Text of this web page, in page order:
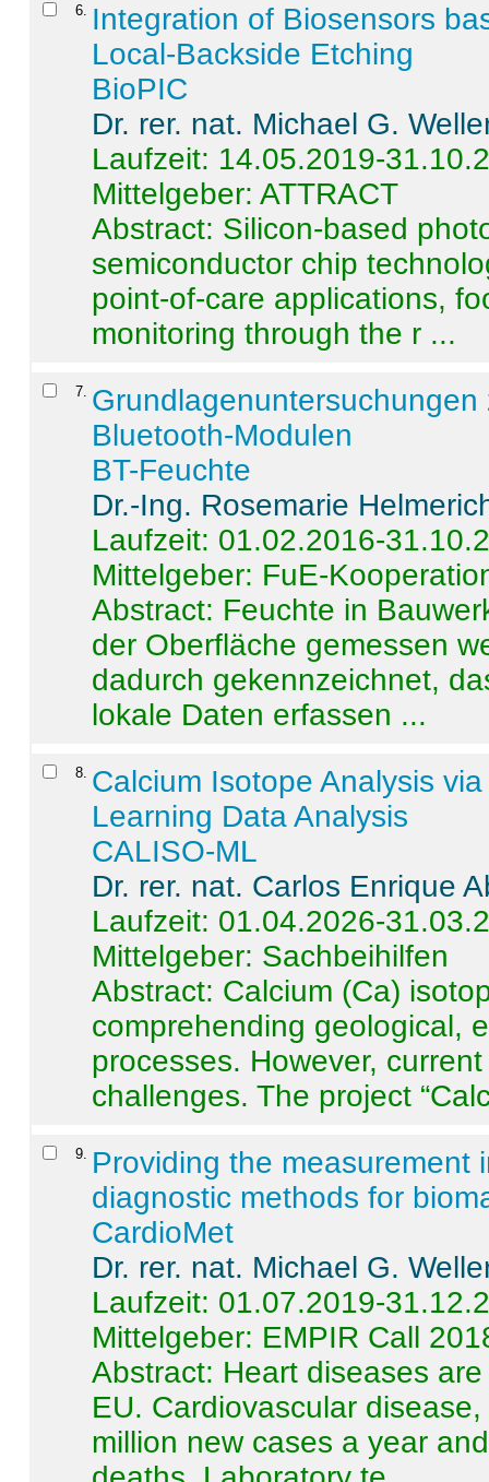
6
Integration of Biosensors
Local-Backside Etching
BioPIC
Dr. rer. nat. Michael G.
Laufzeit: 14.05.2019-
Mittelgeber: ATTRACT
Abstract: Silicon-based
semiconductor chip
point-of-care applications,
monitoring through the r ...
7
Bluetooth-Modulen
BT-Feuchte
Dr.-Ing. Rosemarie
Laufzeit: 01.02.2016-
Mittelgeber: FuE-
Abstract: Feuchte in
der Oberfläche gemessen
dadurch gekennzeichnet,
lokale Daten erfassen ...
8 Calcium Isotope Analysis
Learning Data Analysis
CALISO-ML
Dr. rer. nat. Carlos Enrique
Laufzeit: 01.04.2026-
Mittelgeber: Sachbeihilfen
Abstract: Calcium (Ca)
comprehending geological,
processes. However,
challenges. The project
9
Providing the measurement
diagnostic methods for
CardioMet
Dr. rer. nat. Michael G.
Laufzeit: 01.07.2019-
Mittelgeber: EMPIR Call
Abstract: Heart diseases
EU. Cardiovascular
million new cases a year